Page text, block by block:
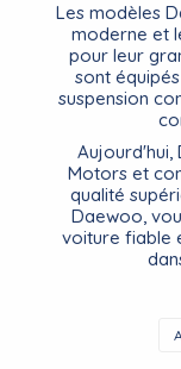
Les modèles
moderne et
pour leur
sont
suspension
Aujourd'hui,
Motors et
qualité
Daewoo,
voiture fiable